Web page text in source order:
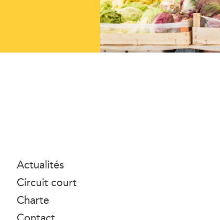
Actualités
Circuit court
Charte